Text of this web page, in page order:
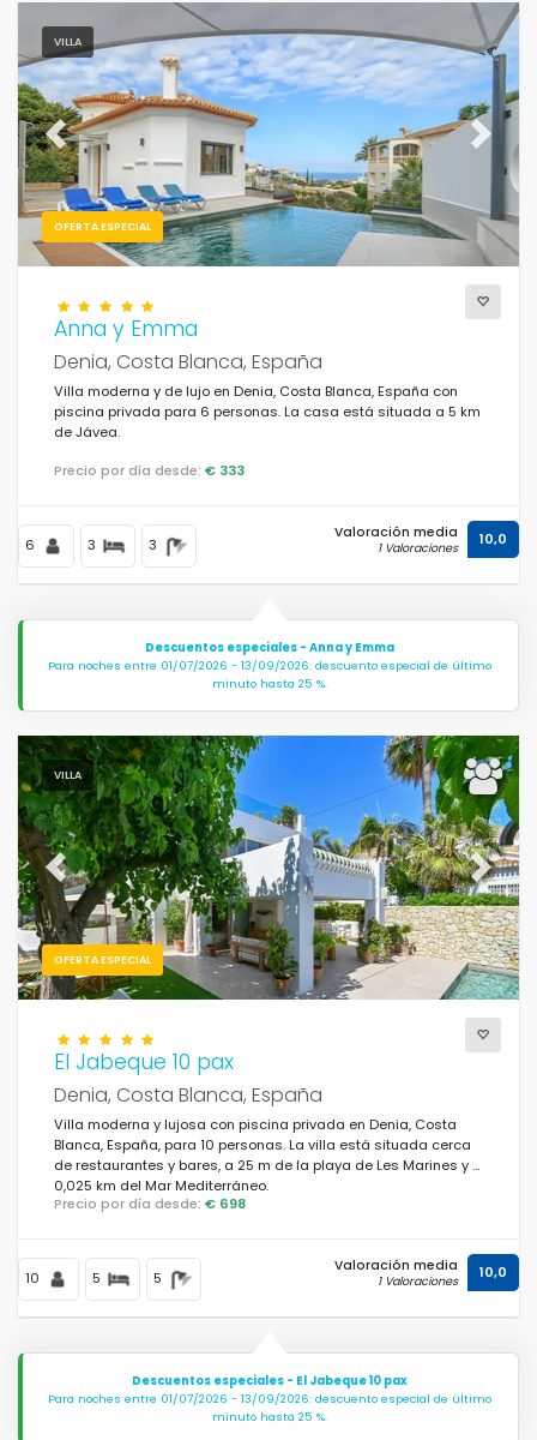
VILLA
OFERTA ESPECIAL
Previous Next
Anna y Emma
Denia, Costa Blanca, España
Villa moderna y de lujo en Denia, Costa Blanca, España con
piscina privada para 6 personas. La casa está situada a 5 km
de Jávea.
Precio por día desde: € 333
6 3 3
Valoración media
1 Valoraciones 10,0
Descuentos especiales - Anna y Emma
Para noches entre 01/07/2026 - 13/09/2026: descuento especial de último
minuto hasta 25 %.
VILLA
OFERTA ESPECIAL
Previous Next
El Jabeque 10 pax
Denia, Costa Blanca, España
Villa moderna y lujosa con piscina privada en Denia, Costa
Blanca, España, para 10 personas. La villa está situada cerca
de restaurantes y bares, a 25 m de la playa de Les Marines y a
0,025 km del Mar Mediterráneo.
Precio por día desde: € 698
10 5 5
Valoración media
1 Valoraciones 10,0
Descuentos especiales - El Jabeque 10 pax
Para noches entre 01/07/2026 - 13/09/2026: descuento especial de último
minuto hasta 25 %.